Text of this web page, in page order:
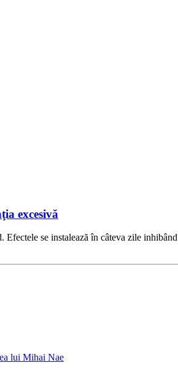
excesivă
se instalează în câteva zile
lui Mihai Nae